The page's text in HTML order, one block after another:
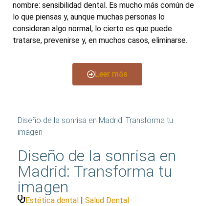
nombre: sensibilidad dental. Es mucho más común de
lo que piensas y, aunque muchas personas lo
consideran algo normal, lo cierto es que puede
tratarse, prevenirse y, en muchos casos, eliminarse.
Leer más
Diseño de la sonrisa en Madrid: Transforma tu
imagen
Diseño de la sonrisa en
Madrid: Transforma tu
imagen
Estética dental | Salud Dental